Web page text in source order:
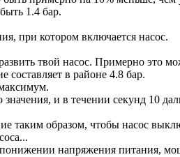
1.4 бар.
при котором включается насос.
твой насос. Примерно это
составляет в районе 4.8 бар.
и в течении секунд 10
таким образом, чтобы насос
напряжения питания,